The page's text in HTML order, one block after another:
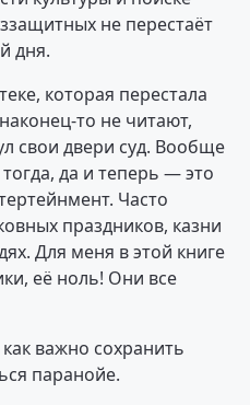
не перестаёт
дня.
которая перестала
то не читают,
свои двери суд. Вообще
да и теперь — это
Часто
праздников, казни
Для меня в этой книге
её ноль! Они все
важно сохранить
паранойе.